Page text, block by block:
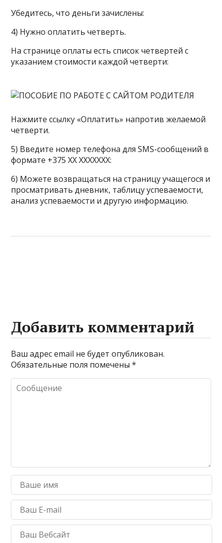
Убедитесь, что деньги зачислены:
4) Нужно оплатить четверть.
На странице оплаты есть список четвертей с
указанием стоимости каждой четверти:
Нажмите ссылку «Оплатить» напротив желаемой
четверти.
5) Введите номер телефона для SMS-сообщений в
формате +375 XX XXXXXXX:
6) Можете возвращаться на страницу учащегося и
просматривать дневник, таблицу успеваемости,
анализ успеваемости и другую информацию.
Добавить комментарий
Ваш адрес email не будет опубликован.
Обязательные поля помечены*